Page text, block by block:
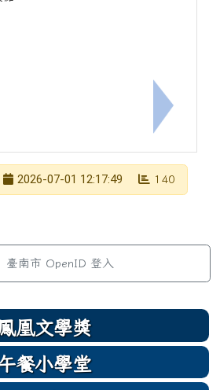
學年度全國學生舞蹈比賽 下一筆：
2026-07-01 12:17:49 140
臺南市 OpenID 登入
凰文學獎
餐小學堂